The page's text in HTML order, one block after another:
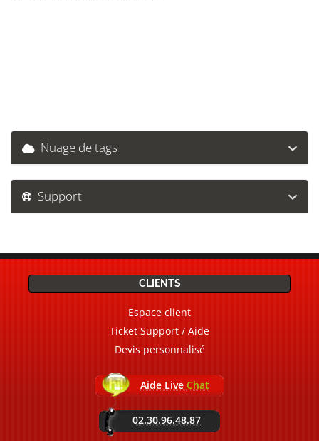
Nuage de tags
Support
CLIENTS
Espace client
Ticket Support / Aide
Devis personnalisé
Aide Live Chat
02.30.96.48.87